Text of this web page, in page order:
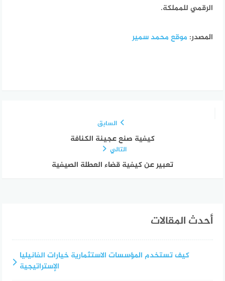
الرقمي للمملكة.
المصدر:موقع محمد سمير
السابق
كيفية صنع عجينة الكنافة
التالي
تعبير عن كيفية قضاء العطلة الصيفية
أحدث المقالات
كيف تستخدم المؤسسات الاستثمارية خيارات الفانيليا
الإستراتيجية